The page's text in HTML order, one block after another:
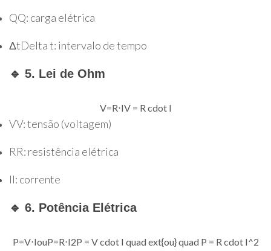
QQ: carga elétrica
ΔtDelta t: intervalo de tempo
🔹 5. Lei de Ohm
V=R⋅IV = R cdot I
VV: tensão (voltagem)
RR: resistência elétrica
II: corrente
🔹 6. Potência Elétrica
P=V⋅IouP=R⋅I2P = V cdot I quad ext{ou} quad P = R cdot I^2